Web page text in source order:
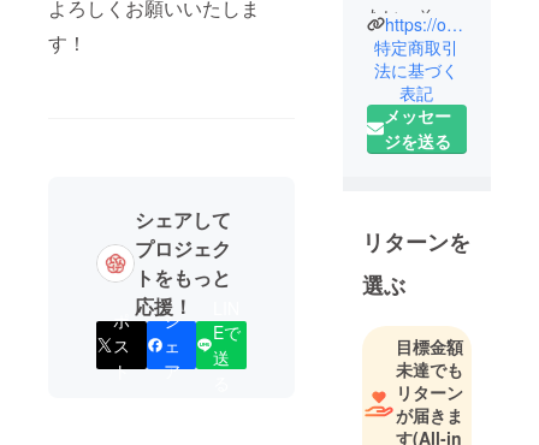
よろしくお願いいたしま
す！
シェアして
プロジェク
トをもっと
応援！
ポ
ス
ト
シ
ェ
ア
Eで
送
たい。そし
て、心から
「欲しい」
と思えるも
のだけを。
もと、日々
おもしろく
て役に立つ
画・開発に
挑んでいま
す。
「面白い」
https://our-product.com/fm/31566/zbfGwgws
特定商取引
法に基づく
表記
メッセー
ジを送る
リターンを
選ぶ
目標金額
未達でも
リターン
が届きま
す(All-in